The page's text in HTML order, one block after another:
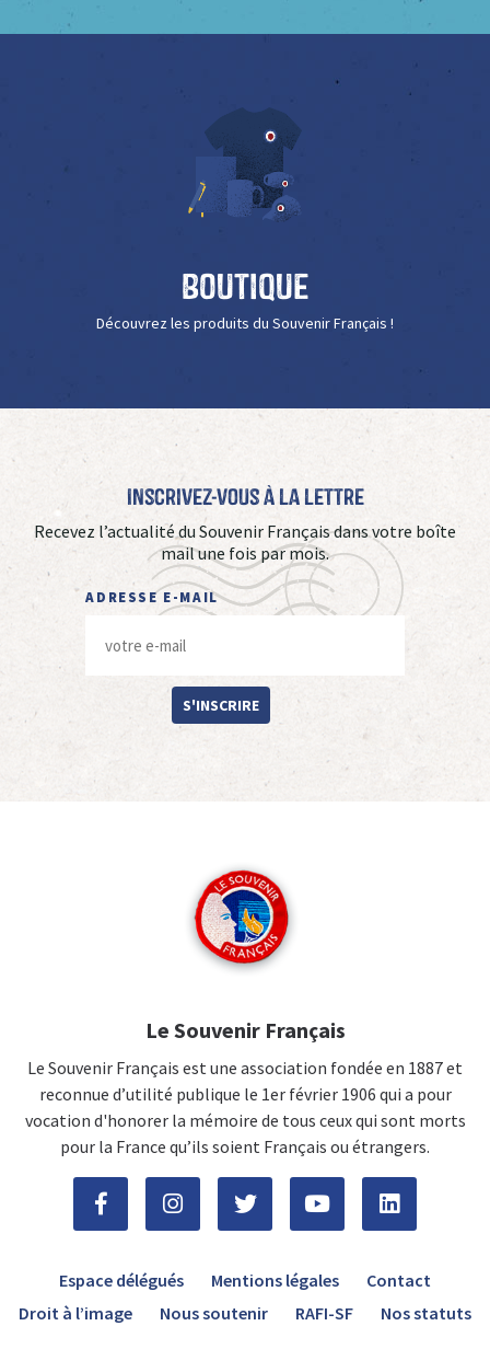
Boutique
Découvrez les produits du Souvenir Français !
Inscrivez-vous à La Lettre
Recevez l’actualité du Souvenir Français dans votre boîte
mail une fois par mois.
ADRESSE E-MAIL
S'INSCRIRE
Le Souvenir Français
Le Souvenir Français est une association fondée en 1887 et
reconnue d’utilité publique le 1er février 1906 qui a pour
vocation d'honorer la mémoire de tous ceux qui sont morts
pour la France qu’ils soient Français ou étrangers.
Espace délégués Mentions légales
Contact
Droit à l’image
Nous soutenir RAFI-SF Nos statuts